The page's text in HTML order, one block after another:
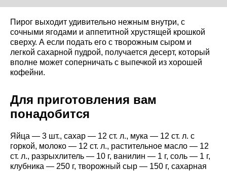
Пирог выходит удивительно нежным внутри, с
сочными ягодами и аппетитной хрустящей крошкой
сверху. А если подать его с творожным сыром и
легкой сахарной пудрой, получается десерт, который
вполне может соперничать с выпечкой из хорошей
кофейни.
Для приготовления вам
понадобится
Яйца — 3 шт., сахар — 12 ст. л., мука — 12 ст. л. с
горкой, молоко — 12 ст. л., растительное масло — 12
ст. л., разрыхлитель — 10 г, ванилин — 1 г, соль — 1 г,
клубника — 250 г, творожный сыр — 150 г, сахарная